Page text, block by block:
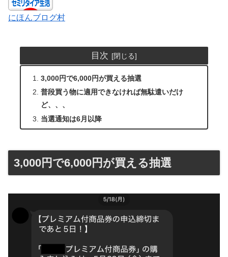
にほんブログ村
目次
3,000円で6,000円が買える抽選
普段買う物に適用できなければ無駄遣いだけ
ど、、、
当選通知は6月以降
3,000円で6,000円が買える抽選